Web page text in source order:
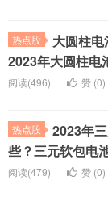
热点股
大圆柱
2023年大圆柱电
阅读(496)
赞 (0)
热点股
2023年
些？三元软包电
阅读(479)
赞 (0)